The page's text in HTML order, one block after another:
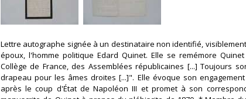
‎Lettre autographe signée à un destinataire non identifié,
époux, l'homme politique Edard Quinet. Elle se remémore
Collège de France, des Assemblées républicaines [...] Toujours
drapeau pour les âmes droites [...]". Elle évoque son
après le coup d'État de Napoléon III et promet à son